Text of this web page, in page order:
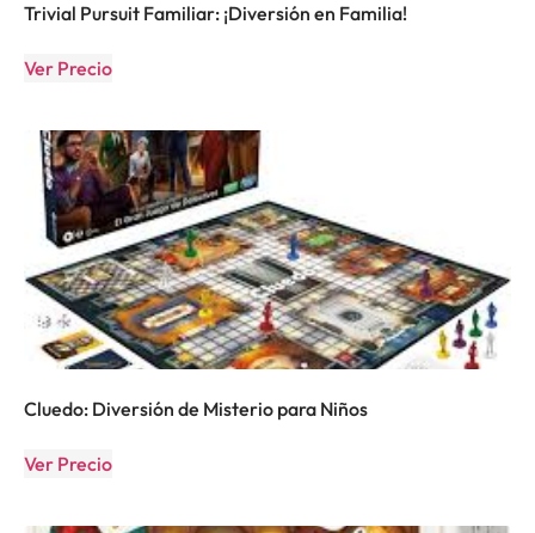
Trivial Pursuit Familiar: ¡Diversión en Familia!
Ver Precio
Cluedo: Diversión de Misterio para Niños
Ver Precio